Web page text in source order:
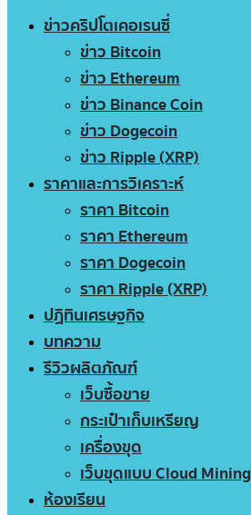
ข่าวคริปโตเคอเรนซี่
ข่าว Bitcoin
ข่าว Ethereum
ข่าว Binance Coin
ข่าว Dogecoin
ข่าว Ripple (XRP)
ราคาและการวิเคราะห์
ราคา Bitcoin
ราคา Ethereum
ราคา Dogecoin
ราคา Ripple (XRP)
ปฏิทินเศรษฐกิจ
บทความ
รีวิวผลิตภัณฑ์
เว็บซื้อขาย
กระเป๋าเก็บเหรียญ
เครื่องขุด
เว็บขุดแบบ Cloud Mining
ห้องเรียน